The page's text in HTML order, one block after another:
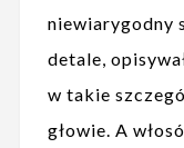
niewiarygodny
detale,
w takie
głowie. A